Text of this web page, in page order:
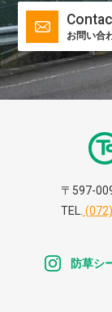
お問い合
〒597-
TEL.
防草シ